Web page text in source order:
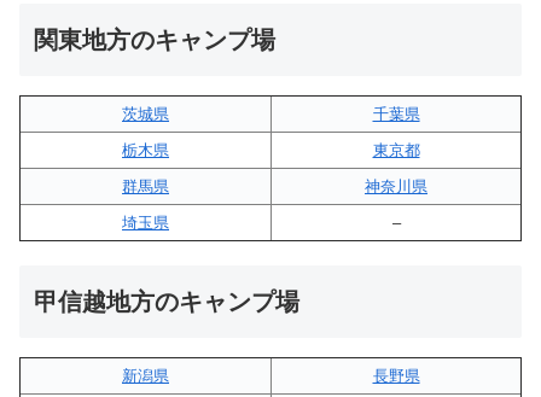
関東地方のキャンプ場
茨城県
千葉県
栃木県
東京都
群馬県
神奈川県
埼玉県
–
甲信越地方のキャンプ場
新潟県
長野県